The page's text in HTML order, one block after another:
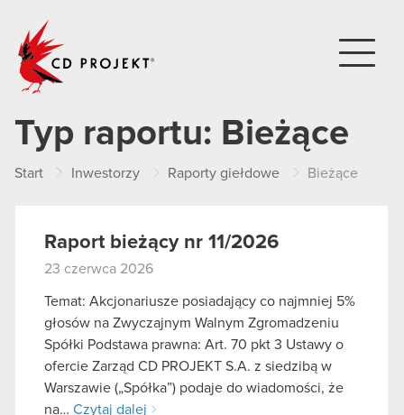
Typ raportu: Bieżące
Start Inwestorzy Raporty giełdowe Bieżące
Raport bieżący nr 11/2026
23 czerwca 2026
Temat: Akcjonariusze posiadający co najmniej 5%
głosów na Zwyczajnym Walnym Zgromadzeniu
Spółki Podstawa prawna: Art. 70 pkt 3 Ustawy o
ofercie Zarząd CD PROJEKT S.A. z siedzibą w
Warszawie („Spółka”) podaje do wiadomości, że
na… Czytaj dalej